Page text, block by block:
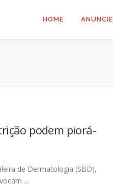
HOME ANUNCIE
podem piorá-
de Dermatologia (SBD),
…